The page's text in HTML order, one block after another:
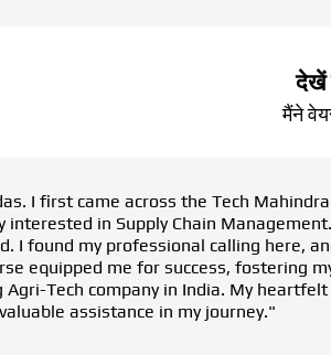
देखें
मैंने
I first came across the Tech
interested in Supply Chain
I found my professional calling here,
equipped me for success, fostering
Agri-Tech company in India. My
assistance in my journey."